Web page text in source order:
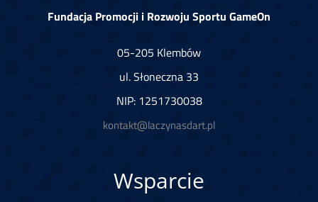
Fundacja Promocji i Rozwoju Sportu GameOn
05-205 Klembów
ul. Słoneczna 33
NIP: 1251730038
kontakt@laczynasdart.pl
Wsparcie